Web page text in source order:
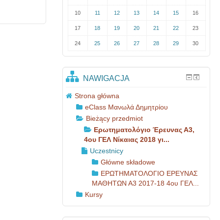
10 11 12 13 14 15 16
17 18 19 20 21 22 23
24 25 26 27 28 29 30
NAWIGACJA
Strona główna
eClass Μανωλά Δημητρίου
Bieżący przedmiot
Ερωτηματολόγιο Έρευνας Α3,
4ου ΓΕΛ Νίκαιας 2018 γι...
Uczestnicy
Główne składowe
ΕΡΩΤΗΜΑΤΟΛΟΓΙΟ ΕΡΕΥΝΑΣ
ΜΑΘΗΤΩΝ Α3 2017-18 4ου ΓΕΛ...
Kursy